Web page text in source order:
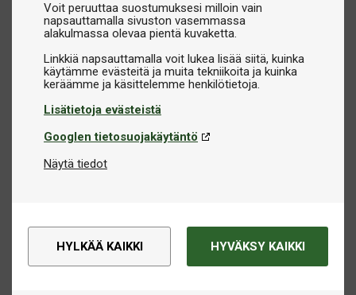
Voit peruuttaa suostumuksesi milloin vain
napsauttamalla sivuston vasemmassa
alakulmassa olevaa pientä kuvaketta.
Linkkiä napsauttamalla voit lukea lisää siitä, kuinka
käytämme evästeitä ja muita tekniikoita ja kuinka
Lisätietoja evästeistä
Googlen tietosuojakäytäntö
Näytä tiedot
HYLKÄÄ KAIKKI HYVÄKSY KAIKKI